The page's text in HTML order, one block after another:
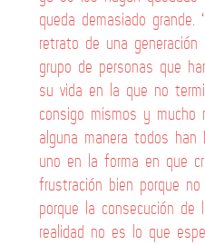
queda demasiado grande.
retrato de una
grupo de personas que
su vida en la que no
consigo mismos y mucho
alguna manera todos
uno en la forma en que
frustración bien porque
porque la consecución de
realidad no es lo que